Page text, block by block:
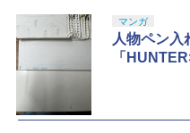
マンガ
人物ペン入
「